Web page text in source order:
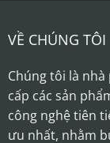
VỀ CHÚNG TÔI
Chúng tôi là
cấp các sản
công nghệ tiên
ưu nhất, nhằm